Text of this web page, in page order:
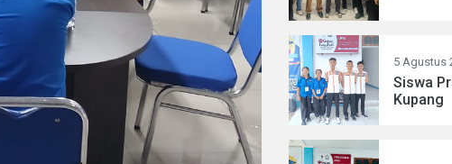
5 Agustus
Siswa
Kupang